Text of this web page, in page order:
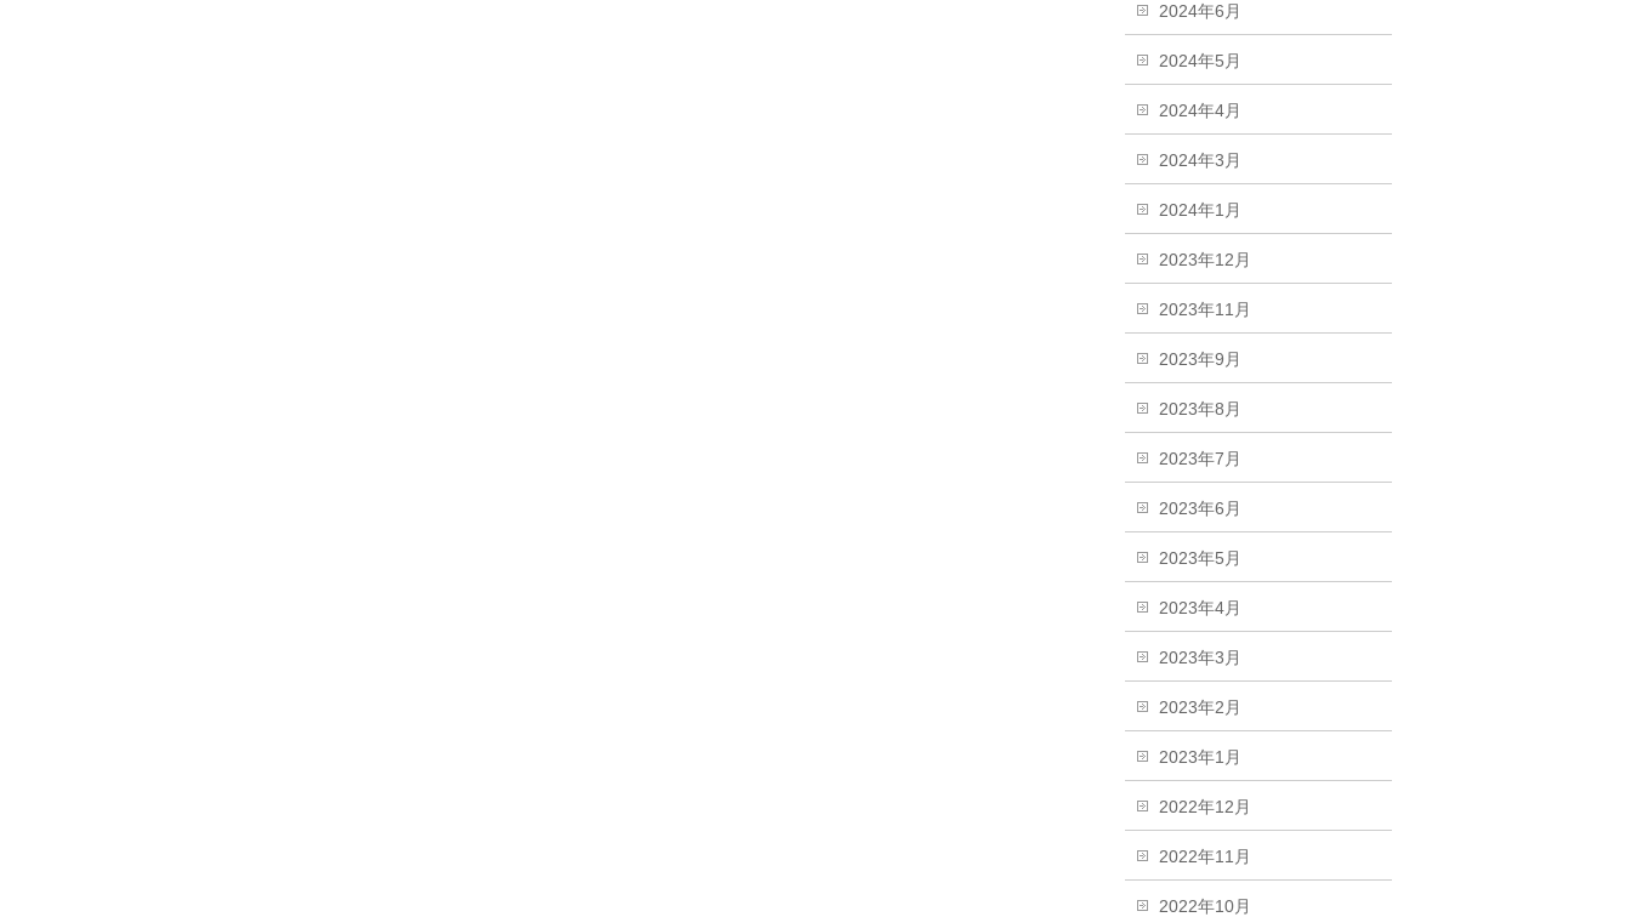
2024年6月
2024年5月
2024年4月
2024年3月
2024年1月
2023年12月
2023年11月
2023年9月
2023年8月
2023年7月
2023年6月
2023年5月
2023年4月
2023年3月
2023年2月
2023年1月
2022年12月
2022年11月
2022年10月